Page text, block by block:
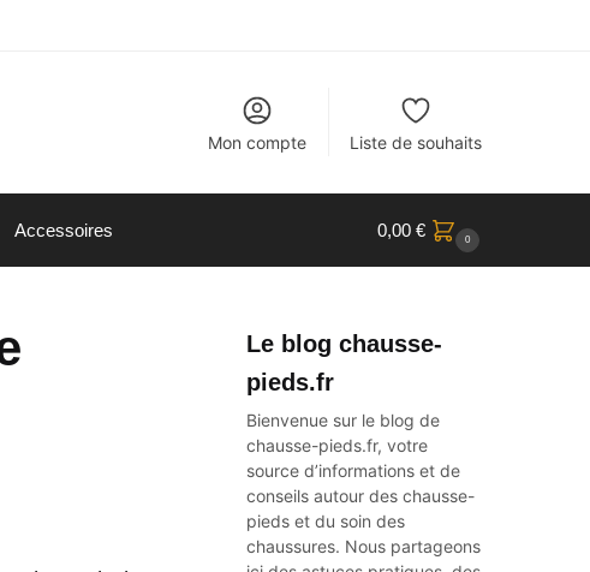
Mon compte Liste de souhaits
Accessoires 0,00 € 0
Le blog chausse-
pieds.fr
Bienvenue sur le blog de
chausse-pieds.fr, votre
source d’informations et de
conseils autour deschausse-
pieds et du soin des
chaussures. Nous partageons